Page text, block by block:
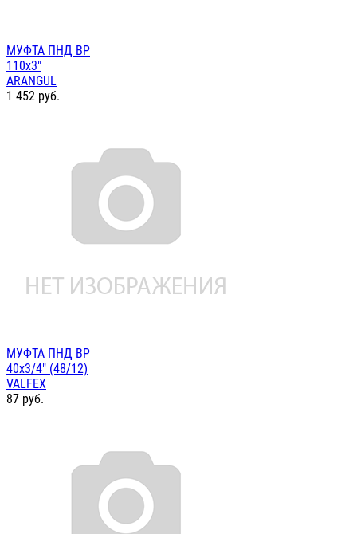
МУФТА ПНД ВР
110х3"
ARANGUL
1 452 руб.
МУФТА ПНД ВР
40х3/4" (48/12)
VALFEX
87 руб.